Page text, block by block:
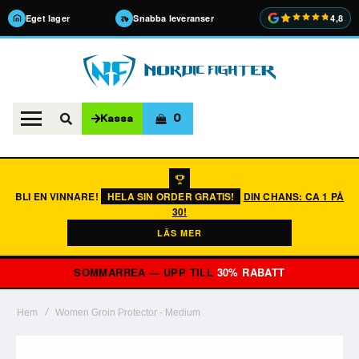
Eget lager Snabba leveranser 4,8
Kassa 0
BLI EN VINNARE! HELA SIN ORDER GRATIS!
DIN CHANS: CA 1 PÅ
30!
LÄS MER
SOMMARREA — UPP TILL 30% RABATT
Hem Women Groin Protector - Medium